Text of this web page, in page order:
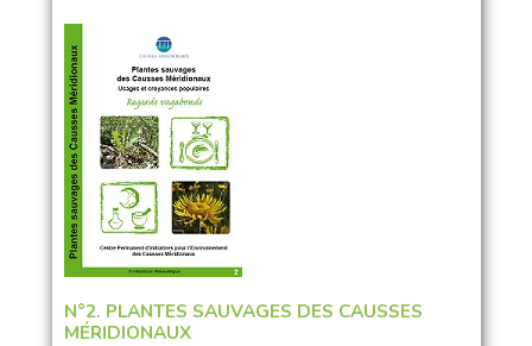
N°2. PLANTES SAUVAGES DES CAUSSES
MÉRIDIONAUX